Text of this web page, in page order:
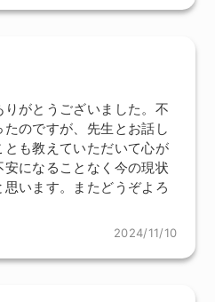
がとうございました。不
のですが、先生とお話し
も教えていただいて心が
になることなく今の現状
います。またどうぞよろ
2024/11/10